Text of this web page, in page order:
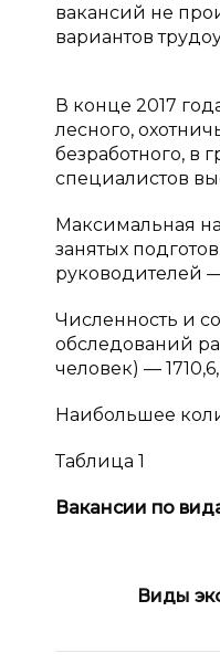
вакансий не
вариантов
В конце 2017
лесного,
безработного, в
специалистов
Максимальная
занятых
руководителей —
Численность и
обследований
человек) —
Наибольшее
Таблица 1
Вакансии по
Виды